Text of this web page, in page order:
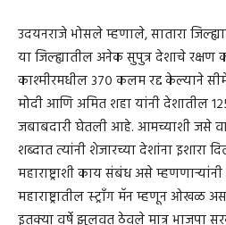
उदयनराजे भोसले म्हणाले, सातारा
या जिल्ह्यातील अनेक सुपुत्र देशाचे
काश्मीरमधील ३७० कलम रद्द केल्याने
मोदी आणि अमित शहा यांनी देशातील
जबाबदारी घेतली आहे. आमच्याशी जसे
शब्दात त्यांनी शेजारच्या देशांना इशारा
महाराष्ट्राशी काय संबंध असे
महाराष्ट्रातील स्ट्राँग मॅन म्हणून ओखळ
इतक्या वर्षे झुलवत ठेवले मात्र भाजपा